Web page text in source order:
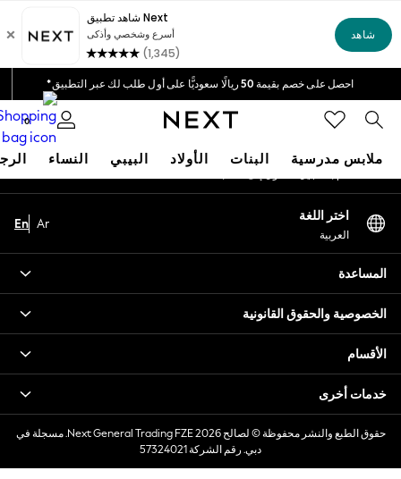
توصيل سريع | نتكفل بدفع جميع الرسوم الجمركية*
خيارات دفع مرنة وآمنة*
احصل على خصم بقيمة 50 ريالًا سعوديًّا على أول طلب لك عبر التطبيق*
0
ملابس مدرسية البنات الأولاد البيبي النساء
Holiday Shop
Modest Holiday Outfits
Summer Nightwear
Occasionwear
Girls
Girls' Travel Styles
Sunset Styles
Dresses
Occasionwear
Sets & Outfits
An error occurred on client
شبكاتنا الاجتماعية
حسابي
اختر اللغة
العربية
Ar
En
المساعدة
الخصوصية والحقوق القانونية
الأقسام
خدمات أخرى
حقوق الطبع والنشر محفوظة © لصالح 2026 Next General Trading FZE. مسجلة في
دبي. رقم الشركة 57324021